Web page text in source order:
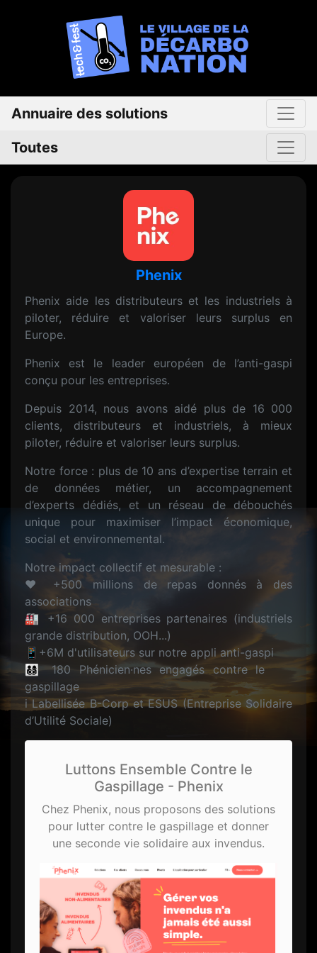
Annuaire des solutions
Toutes
Phenix
Phenix aide les distributeurs et les industriels à
piloter, réduire et valoriser leurs surplus en
Europe.
Phenix est le leader européen de l’anti-gaspi
conçu pour les entreprises.
Depuis 2014, nous avons aidé plus de 16 000
clients, distributeurs et industriels, à mieux
piloter, réduire et valoriser leurs surplus.
Notre force : plus de 10 ans d’expertise terrain et
de données métier, un accompagnement
d’experts dédiés, et un réseau de débouchés
unique pour maximiser l’impact économique,
social et environnemental.
Notre impact collectif et mesurable :
❤️️ +500 millions de repas donnés à des
associations
🏭 +16 000 entreprises partenaires (industriels
grande distribution, OOH...)
📱+6M d'utilisateurs sur notre appli anti-gaspi
👨‍👩‍👦‍👦 180 Phénicien·nes engagés contre le
gaspillage
i️ Labellisée B-Corp et ESUS (Entreprise Solidaire
d’Utilité Sociale)
Luttons Ensemble Contre le
Gaspillage - Phenix
Chez Phenix, nous proposons des solutions
pour lutter contre le gaspillage et donner
une seconde vie solidaire aux invendus.